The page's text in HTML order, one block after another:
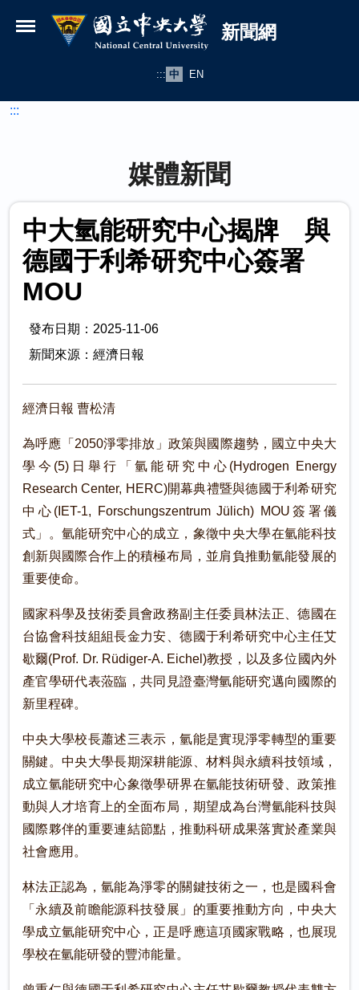
國立中央大學新聞網
新聞網
::: 中 EN
:::
媒體新聞
中大氫能研究中心揭牌 與
德國于利希研究中心簽署
MOU
發布日期：2025-11-06
新聞來源：經濟日報
經濟日報 曹松清
為呼應「2050淨零排放」政策與國際趨勢，國立中央大
學今(5)日舉行「氫能研究中心(Hydrogen Energy
Research Center, HERC)開幕典禮暨與德國于利希研究
中心(IET-1, Forschungszentrum Jülich) MOU簽署儀
式」。氫能研究中心的成立，象徵中央大學在氫能科技
創新與國際合作上的積極布局，並肩負推動氫能發展的
重要使命。
國家科學及技術委員會政務副主任委員林法正、德國在
台協會科技組組長金力安、德國于利希研究中心主任艾
歇爾(Prof. Dr. Rüdiger-A. Eichel)教授，以及多位國內外
產官學研代表蒞臨，共同見證臺灣氫能研究邁向國際的
新里程碑。
中央大學校長蕭述三表示，氫能是實現淨零轉型的重要
關鍵。中央大學長期深耕能源、材料與永續科技領域，
成立氫能研究中心象徵學研界在氫能技術研發、政策推
動與人才培育上的全面布局，期望成為台灣氫能科技與
國際夥伴的重要連結節點，推動科研成果落實於產業與
社會應用。
林法正認為，氫能為淨零的關鍵技術之一，也是國科會
「永續及前瞻能源科技發展」的重要推動方向，中央大
學成立氫能研究中心，正是呼應這項國家戰略，也展現
學校在氫能研發的豐沛能量。